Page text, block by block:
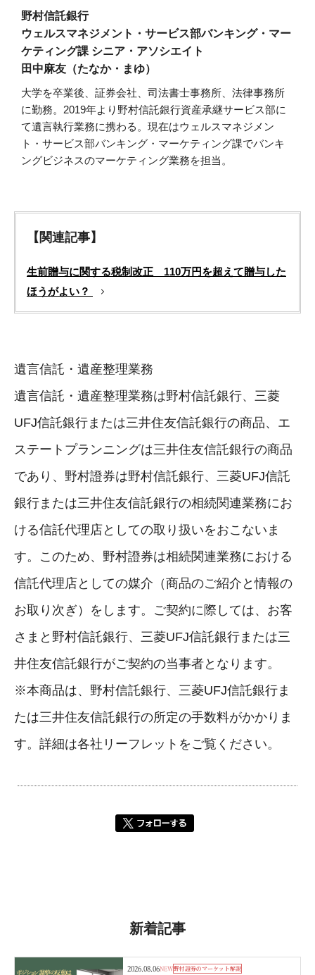
野村信託銀行
ウェルスマネジメント・サービス部バンキング・マー
ケティング課 シニア・アソシエイト
田中麻友（たなか・まゆ）
大学を卒業後、証券会社、司法書士事務所、法律事務所
に勤務。2019年より野村信託銀行資産承継サービス部に
て遺言執行業務に携わる。現在はウェルスマネジメン
ト・サービス部バンキング・マーケティング課でバンキ
ングビジネスのマーケティング業務を担当。
【関連記事】
生前贈与に関する税制改正 110万円を超えて贈与した
ほうがよい？
遺言信託・遺産整理業務
遺言信託・遺産整理業務は野村信託銀行、三菱
UFJ信託銀行または三井住友信託銀行の商品、エ
ステートプランニングは三井住友信託銀行の商品
であり、野村證券は野村信託銀行、三菱UFJ信託
銀行または三井住友信託銀行の相続関連業務にお
ける信託代理店としての取り扱いをおこないま
す。このため、野村證券は相続関連業務における
信託代理店としての媒介（商品のご紹介と情報の
お取り次ぎ）をします。ご契約に際しては、お客
さまと野村信託銀行、三菱UFJ信託銀行または三
井住友信託銀行がご契約の当事者となります。
※本商品は、野村信託銀行、三菱UFJ信託銀行ま
たは三井住友信託銀行の所定の手数料がかかりま
す。詳細は各社リーフレットをご覧ください。
新着記事
2026.08.06NEW野村證券のマーケット解説